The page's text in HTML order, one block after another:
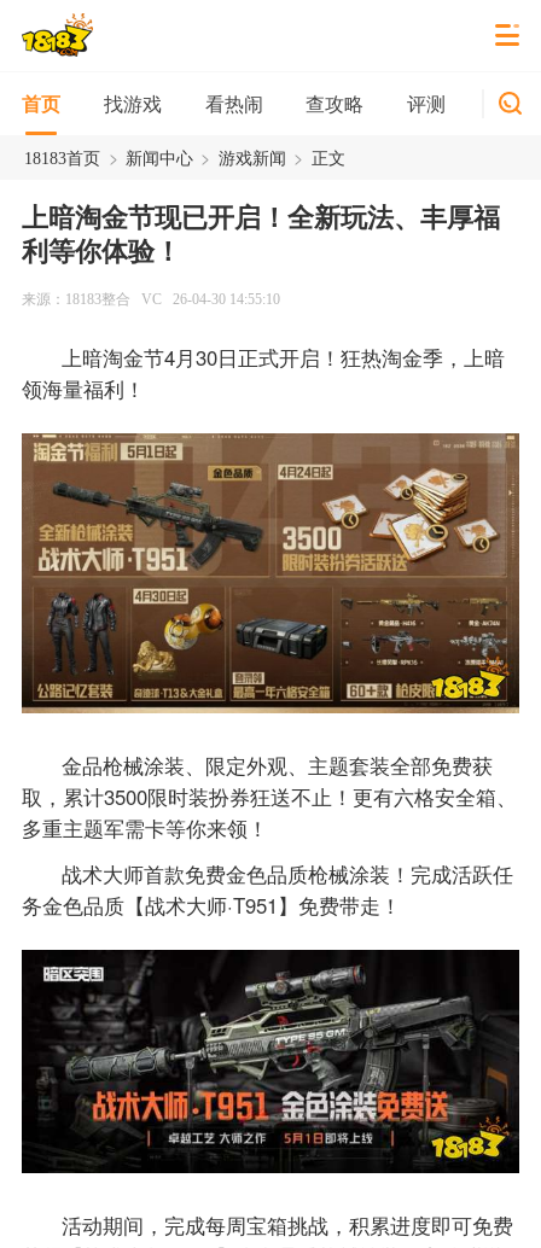
首页 找游戏 看热闹 查攻略 评测 新游
18183首页 > 新闻中心 > 游戏新闻 > 正文
上暗淘金节现已开启！全新玩法、丰厚福
利等你体验！
来源：18183整合 VC 26-04-30 14:55:10
上暗淘金节4月30日正式开启！狂热淘金季，上暗
领海量福利！
金品枪械涂装、限定外观、主题套装全部免费获
取，累计3500限时装扮券狂送不止！更有六格安全箱、
多重主题军需卡等你来领！
战术大师首款免费金色品质枪械涂装！完成活跃任
务金色品质【战术大师·T951】免费带走！
活动期间，完成每周宝箱挑战，积累进度即可免费